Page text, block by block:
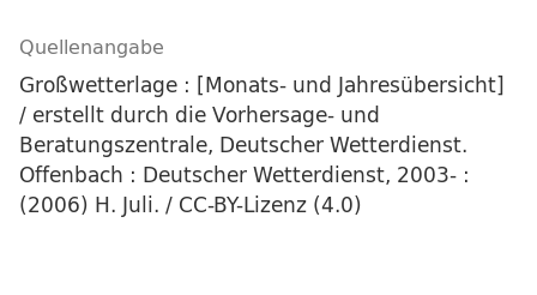
Quellenangabe
Großwetterlage : [Monats- und Jahresübersicht]
/ erstellt durch die Vorhersage- und
Beratungszentrale, Deutscher Wetterdienst.
Offenbach : Deutscher Wetterdienst, 2003- :
(2006) H. Juli. / CC-BY-Lizenz (4.0)